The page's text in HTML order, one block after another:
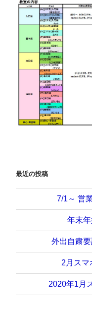
最近の投稿
7/1～ 営
年末
外出自粛
2月スマ
2020年1月